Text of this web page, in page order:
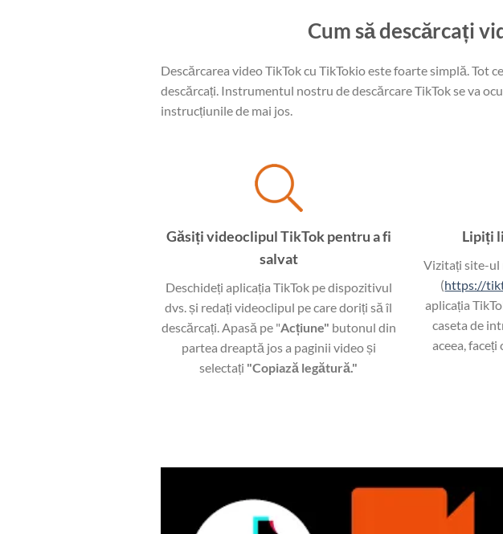
Cum să descărcați
Descărcarea video TikTok cu TikTokio este foarte simplă. Tot
descărcați. Instrumentul nostru de descărcare TikTok se va
instrucțiunile de mai jos.
Găsiți videoclipul TikTok pentru a fi
salvat
Deschideți aplicația TikTok pe dispozitivul
dvs. și redați videoclipul pe care doriți să îl
descărcați. Apasă pe "Acțiune" butonul din
partea dreaptă jos a paginii video și
selectați "Copiază legătură."
Lipiți
Vizitați site-ul
(https://
aplicația
caseta de
aceea, faceți